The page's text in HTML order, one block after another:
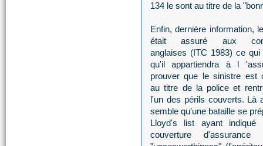
134 le sont au titre de la
Enfin, dernière information,
était assuré aux
anglaises (ITC 1983) ce qui
qu'il appartiendra à l
prouver que le sinistre est
au titre de la police et
l'un des périls couverts. Là
semble qu'une bataille se
Lloyd's list ayant indiqué
couverture